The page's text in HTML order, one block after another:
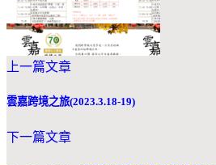
上一篇文章
雲嘉跨境之旅(2023.3.18-19)
下一篇文章